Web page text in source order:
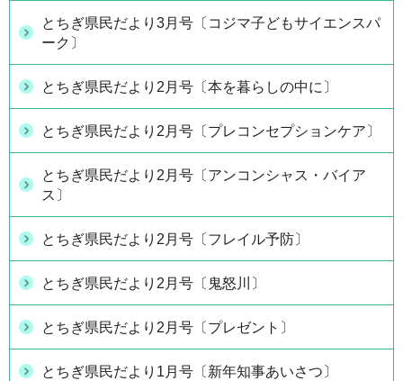
とちぎ県民だより3月号〔コジマ子どもサイエンスパ
ーク〕
とちぎ県民だより2月号〔本を暮らしの中に〕
とちぎ県民だより2月号〔プレコンセプションケア〕
とちぎ県民だより2月号〔アンコンシャス・バイア
ス〕
とちぎ県民だより2月号〔フレイル予防〕
とちぎ県民だより2月号〔鬼怒川〕
とちぎ県民だより2月号〔プレゼント〕
とちぎ県民だより1月号〔新年知事あいさつ〕